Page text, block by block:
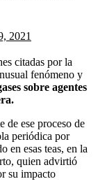
2021
citadas por la
fenómeno y
sobre agentes
de ese proceso de
periódica por
en esas teas, en la
quien advirtió
su impacto